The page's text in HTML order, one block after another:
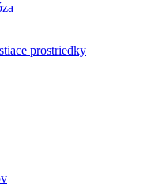
prostriedky